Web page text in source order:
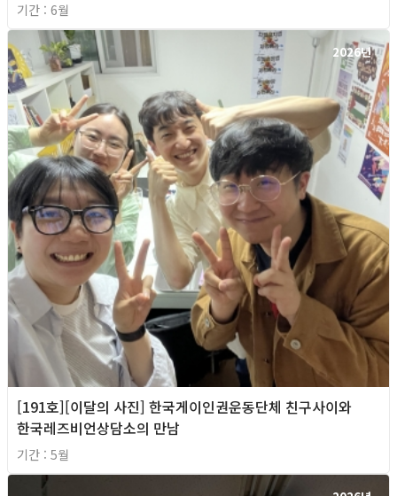
기간 : 6월
2026년
[191호][이달의 사진] 한국게이인권운동단체 친구사이와
한국레즈비언상담소의 만남
기간 : 5월